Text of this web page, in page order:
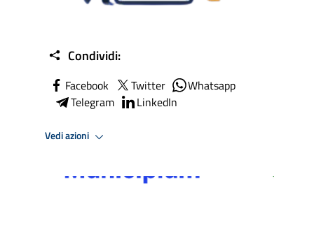
Condividi:
Facebook Twitter
Whatsapp
Telegram
LinkedIn
Vedi azioni